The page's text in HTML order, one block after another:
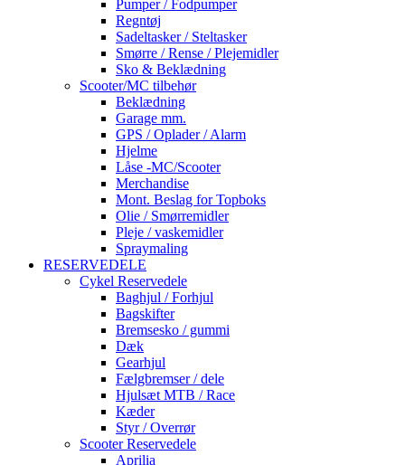
Pumper / Fodpumper
Regntøj
Sadeltasker / Steltasker
Smørre / Rense / Plejemidler
Sko & Beklædning
Scooter/MC tilbehør
Beklædning
Garage mm.
GPS / Oplader / Alarm
Hjelme
Låse -MC/Scooter
Merchandise
Mont. Beslag for Topboks
Olie / Smørremidler
Pleje / vaskemidler
Spraymaling
RESERVEDELE
Cykel Reservedele
Baghjul / Forhjul
Bagskifter
Bremsesko / gummi
Dæk
Gearhjul
Fælgbremser / dele
Hjulsæt MTB / Race
Kæder
Styr / Overrør
Scooter Reservedele
Aprilia